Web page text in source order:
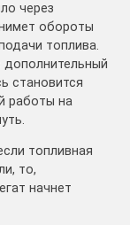
через
обороты
топлива.
становится
работы на
топливная
то,
начнет